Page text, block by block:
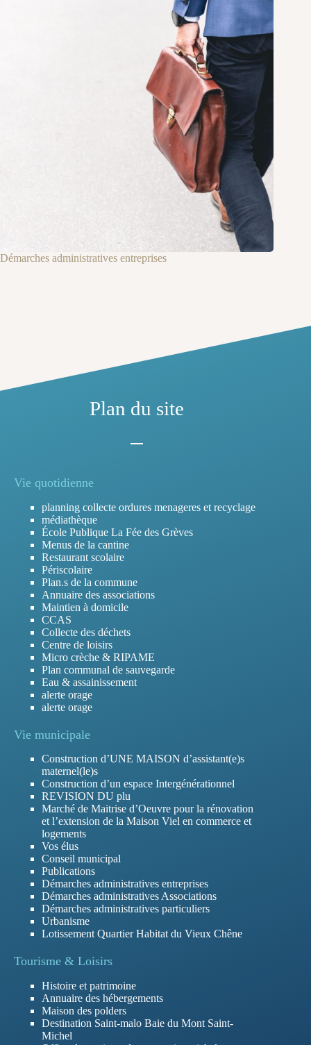
Démarches administratives entreprises
Plan du site
Vie quotidienne
planning collecte ordures menageres et recyclage
médiathèque
École Publique La Fée des Grèves
Menus de la cantine
Restaurant scolaire
Périscolaire
Plan.s de la commune
Annuaire des associations
Maintien à domicile
CCAS
Collecte des déchets
Centre de loisirs
Micro crèche & RIPAME
Plan communal de sauvegarde
Eau & assainissement
alerte orage
alerte orage
Vie municipale
Construction d’UNE MAISON d’assistant(e)s
maternel(le)s
Construction d’un espace Intergénérationnel
REVISION DU plu
Marché de Maitrise d’Oeuvre pour la rénovation
et l’extension de la Maison Viel en commerce et
logements
Vos élus
Conseil municipal
Publications
Démarches administratives entreprises
Démarches administratives Associations
Démarches administratives particuliers
Urbanisme
Lotissement Quartier Habitat du Vieux Chêne
Tourisme & Loisirs
Histoire et patrimoine
Annuaire des hébergements
Maison des polders
Destination Saint-malo Baie du Mont Saint-
Michel